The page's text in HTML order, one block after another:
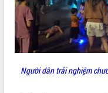
Người dân trải nghiệm